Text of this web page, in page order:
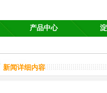
产品中心
新闻详细内容